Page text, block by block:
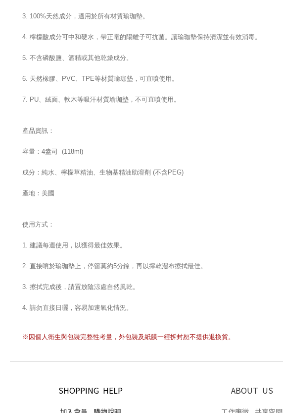
3. 100%天然成分，適用於所有材質瑜珈墊。
4. 檸檬酸成分可中和硬水，帶正電的陽離子可抗菌。讓瑜珈墊保持清潔並有效消毒。
5. 不含磷酸鹽、酒精或其他乾燥成分。
6. 天然橡膠、PVC、TPE等材質瑜珈墊，可直噴使用。
7. PU、絨面、軟木等吸汗材質瑜珈墊，不可直噴使用。
產品資訊：
容量：4盎司 (118ml)
成分：純水、 檸檬草精油、生物基精油助溶劑 (不含PEG)
產地：美國
使用方式：
1. 建議每週使用，以獲得最佳效果。
2. 直接噴於瑜珈墊上，停留莫約5分鐘，再以擰乾濕布擦拭最佳。
3. 擦拭完成後，請置放陰涼處自然風乾。
4. 請勿直接日曬，容易加速氧化情況。
※因個人衛生與包裝完整性考量，外包裝及紙膜一經拆封恕不提供退換貨。
SHOPPING HELP ABOUT US